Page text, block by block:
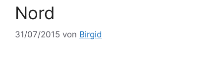
Nord
31/07/2015 von Birgid